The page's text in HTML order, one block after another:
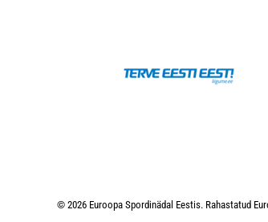
© 2026 Euroopa Spordinädal Eestis. Rahastatud